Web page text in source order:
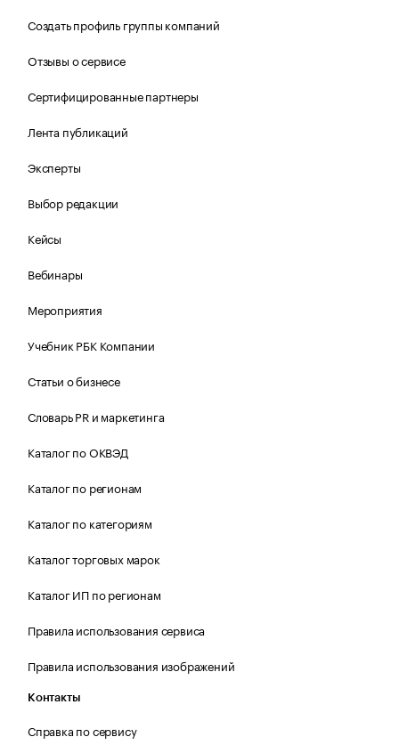
Создать профиль группы компаний
Отзывы о сервисе
Сертифицированные партнеры
Лента публикаций
Эксперты
Выбор редакции
Кейсы
Вебинары
Мероприятия
Учебник РБК Компании
Статьи о бизнесе
Словарь PR и маркетинга
Каталог по ОКВЭД
Каталог по регионам
Каталог по категориям
Каталог торговых марок
Каталог ИП по регионам
Правила использования сервиса
Правила использования изображений
Контакты
Справка по сервису